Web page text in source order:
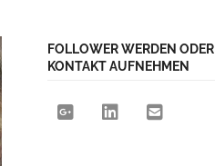
FOLLOWER WERDEN ODER
KONTAKT AUFNEHMEN